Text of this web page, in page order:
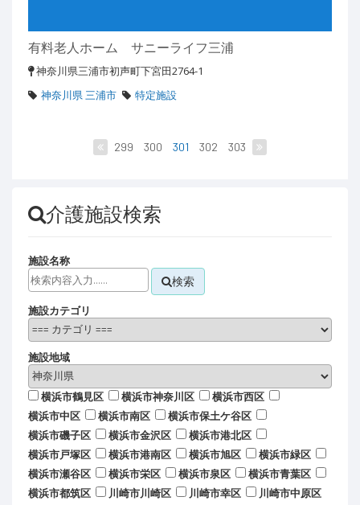
有料老人ホーム サニーライフ三浦
神奈川県三浦市初声町下宮田2764-1
神奈川県 三浦市
特定施設
299 300 301 302 303
介護施設検索
施設名称
検索
施設カテゴリ
施設地域
横浜市鶴見区 横浜市神奈川区
横浜市西区
横浜市中区
横浜市南区
横浜市保土ケ谷区
横浜市磯子区
横浜市金沢区
横浜市港北区
横浜市戸塚区
横浜市港南区 横浜市旭区
横浜市緑区
横浜市瀬谷区
横浜市栄区 横浜市泉区
横浜市青葉区
横浜市都筑区
川崎市川崎区 川崎市幸区
川崎市中原区